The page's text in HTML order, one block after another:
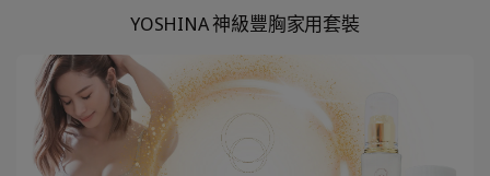
YOSHINA 神級豐胸家用套裝